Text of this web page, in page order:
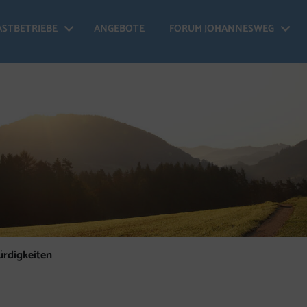
Johannesweg - Menü öffnen
Gastbetriebe - Menü öffnen
ANGEBOTE FORUM JOHANNESWEG